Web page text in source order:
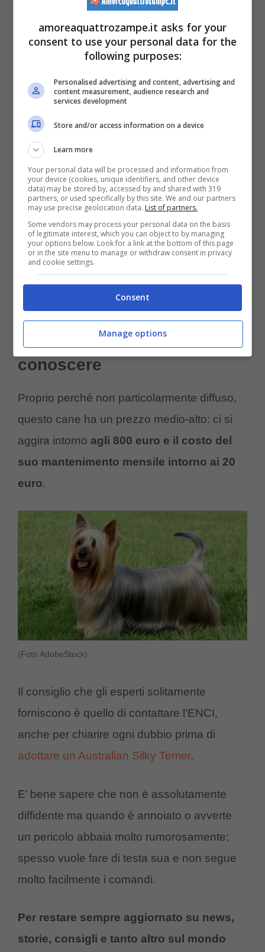
La distinzione tra i 3 cani non è stata
assolutamente immediata: è probabile che
deimilitari americani, stanziati in Australia
avessero portato con sé degli esemplari di
Silky terrier nel loro ritorno a casa negli USA.
Grazie alla passione nata dagli allevatori di
questa razza di cani, si è diffusa tanto e ha
avuto tanto successo in tutto il mondo
(sebbene in Italia ed Europa non sia così
usuale).
Potrebbe interessarti anche: Cosa dare da
Prezzo e altri particolari da
conoscere
Proprio perché non particolarmente diffuso,
questo cane ha un prezzo medio-alto: ci si
aggira intorno agli 800 euro e il costo del
suo mantenimento mensile intorno ai 20
euro.
(Foto AdobeStock)
Il consiglio che gli esperti solitamente
forniscono è quello di contattare l’ENCI,
anche per chiarire ogni dubbio prima di
adottare un Australian Silky Terrier.
E’ bene sapere che non è assolutamente
diffidente ma quando è annoiato o avverte
un pericolo abbaia molto rumorosamente;
spesso vuole fare di testa sua e non segue
molto facilmente i comandi.
Per restare sempre aggiornato su news,
storie, consigli e tanto altro sul mondo
amoreaquattrozampe.it asks for your
consent to use your personal data for the
following purposes:
Personalised advertising and content, advertising and
content measurement, audience research and
services development
Store and/or access information on a device
Learn more
Your personal data will be processed and information from
your device (cookies, unique identifiers, and other device
data) may be stored by, accessed by and shared with 319
partners, or used specifically by this site. We and our partners
may use precise geolocation data. List of partners.
Some vendors may process your personal data on the basis
of legitimate interest, which you can object to by managing
your options below. Look for a link at the bottom of this page
or in the site menu to manage or withdraw consent in privacy
and cookie settings.
Consent
Manage options